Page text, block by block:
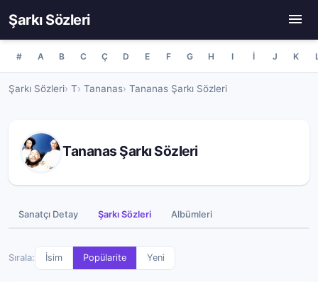
Şarkı Sözleri
# A B C Ç D E F G H I İ J K
Şarkı Sözleri T Tananas Tananas Şarkı Sözleri
Tananas Şarkı Sözleri
Sanatçı Detay Şarkı Sözleri Albümleri
Sırala: İsim Popülarite Yeni